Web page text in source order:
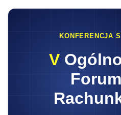
KONFERENCJA
V